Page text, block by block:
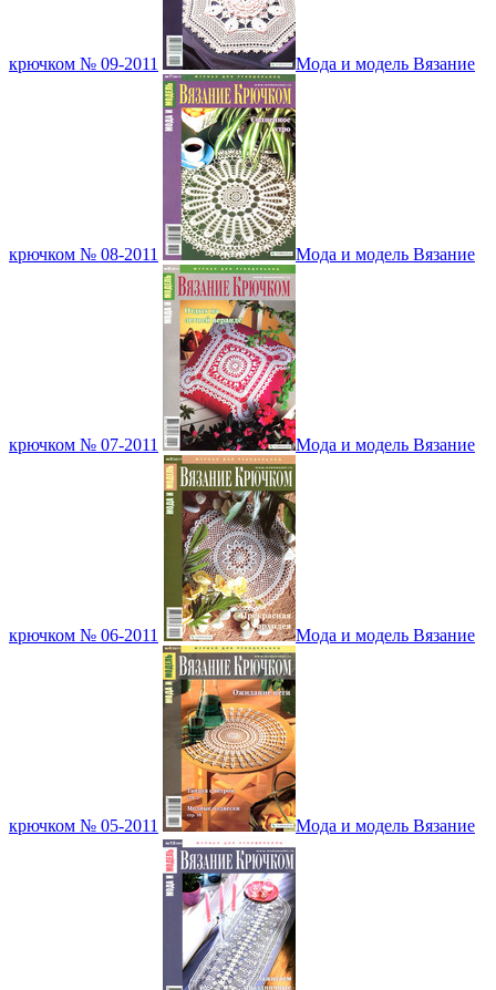
крючком № 09-2011 Мода и модель Вязание
крючком № 08-2011 Мода и модель Вязание
крючком № 07-2011 Мода и модель Вязание
крючком № 06-2011 Мода и модель Вязание
крючком № 05-2011 Мода и модель Вязание